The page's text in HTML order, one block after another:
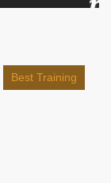
Best Training